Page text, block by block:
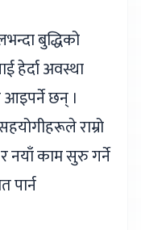
बुद्धिको
हेर्दा अवस्था
छन् ।
राम्रो
नयाँ काम सुरु गर्ने
पार्न